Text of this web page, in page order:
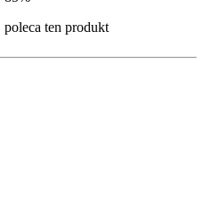
poleca ten produkt